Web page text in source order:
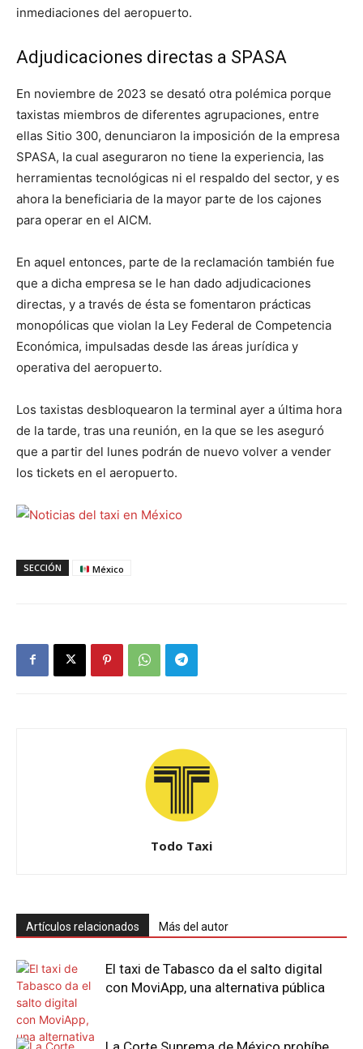
inmediaciones del aeropuerto.
Adjudicaciones directas a SPASA
En noviembre de 2023 se desató otra polémica porque
taxistas miembros de diferentes agrupaciones, entre
ellas Sitio 300, denunciaron la imposición de la empresa
SPASA, la cual aseguraron no tiene la experiencia, las
herramientas tecnológicas ni el respaldo del sector, y es
ahora la beneficiaria de la mayor parte de los cajones
para operar en el AICM.
En aquel entonces, parte de la reclamación también fue
que a dicha empresa se le han dado adjudicaciones
directas, y a través de ésta se fomentaron prácticas
monopólicas que violan la Ley Federal de Competencia
Económica, impulsadas desde las áreas jurídica y
operativa del aeropuerto.
Los taxistas desbloquearon la terminal ayer a última hora
de la tarde, tras una reunión, en la que se les aseguró
que a partir del lunes podrán de nuevo volver a vender
los tickets en el aeropuerto.
SECCIÓN México
Todo Taxi
Artículos relacionados Más del autor
El taxi de Tabasco da el salto digital
con MoviApp, una alternativa pública